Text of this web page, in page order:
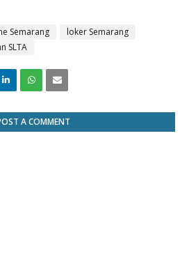
Semarang
loker Semarang
SLTA
A COMMENT